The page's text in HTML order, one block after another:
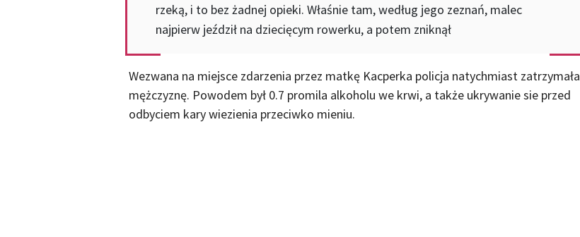
rzeką, i to bez żadnej opieki. Właśnie tam, według jego zeznań, malec
najpierw jeździł na dziecięcym rowerku, a potem zniknął
Wezwana na miejsce zdarzenia przez matkę Kacperka policja natychmiast zatrzymała
mężczyznę. Powodem był 0.7 promila alkoholu we krwi, a także ukrywanie sie przed
odbyciem kary wiezienia przeciwko mieniu.